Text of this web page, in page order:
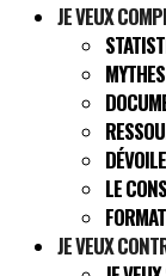
JE VEUX
LE
JE VEUX